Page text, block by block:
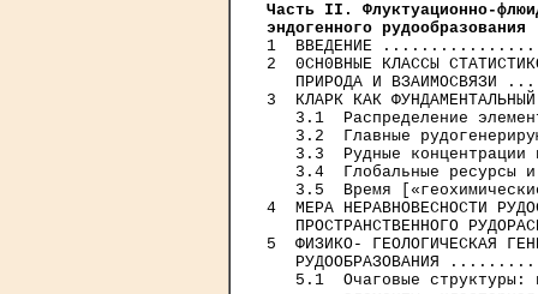
Часть II. Флуктуационно-
эндогенного
1  ВВЕДЕНИЕ
2  0СН0ВНЫЕ КЛАССЫ
ПРИРОДА И ВЗАИМОСВЯЗИ
3  КЛАРК КАК
3.1  Распределение
3.2  Главные
3.3  Рудные концентрации
3.4  Глобальные ресурсы
3.5  Время
4  МЕРА НЕРАВНОВЕСНОСТИ
ПРОСТРАНСТВЕННОГО
5  ФИЗИКО- ГЕОЛОГИЧЕСКАЯ
РУДООБРАЗОВАНИЯ
5.1  Очаговые структуры: